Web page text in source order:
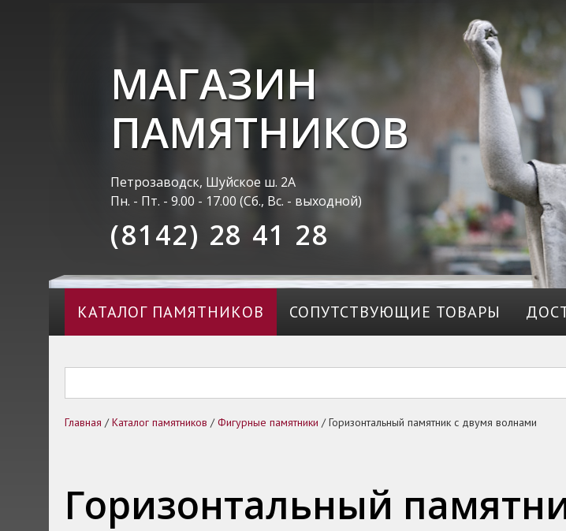
МАГАЗИН
ПАМЯТНИКОВ
Петрозаводск, Шуйское ш. 2А
Пн. - Пт. - 9.00 - 17.00 (Сб., Вс. - выходной)
(8142) 28 41 28
КАТАЛОГ ПАМЯТНИКОВ СОПУТСТВУЮЩИЕ ТОВАРЫ
Главная /Каталог памятников /Фигурные памятники /Горизонтальный памятник с двумя волнами
Горизонтальный